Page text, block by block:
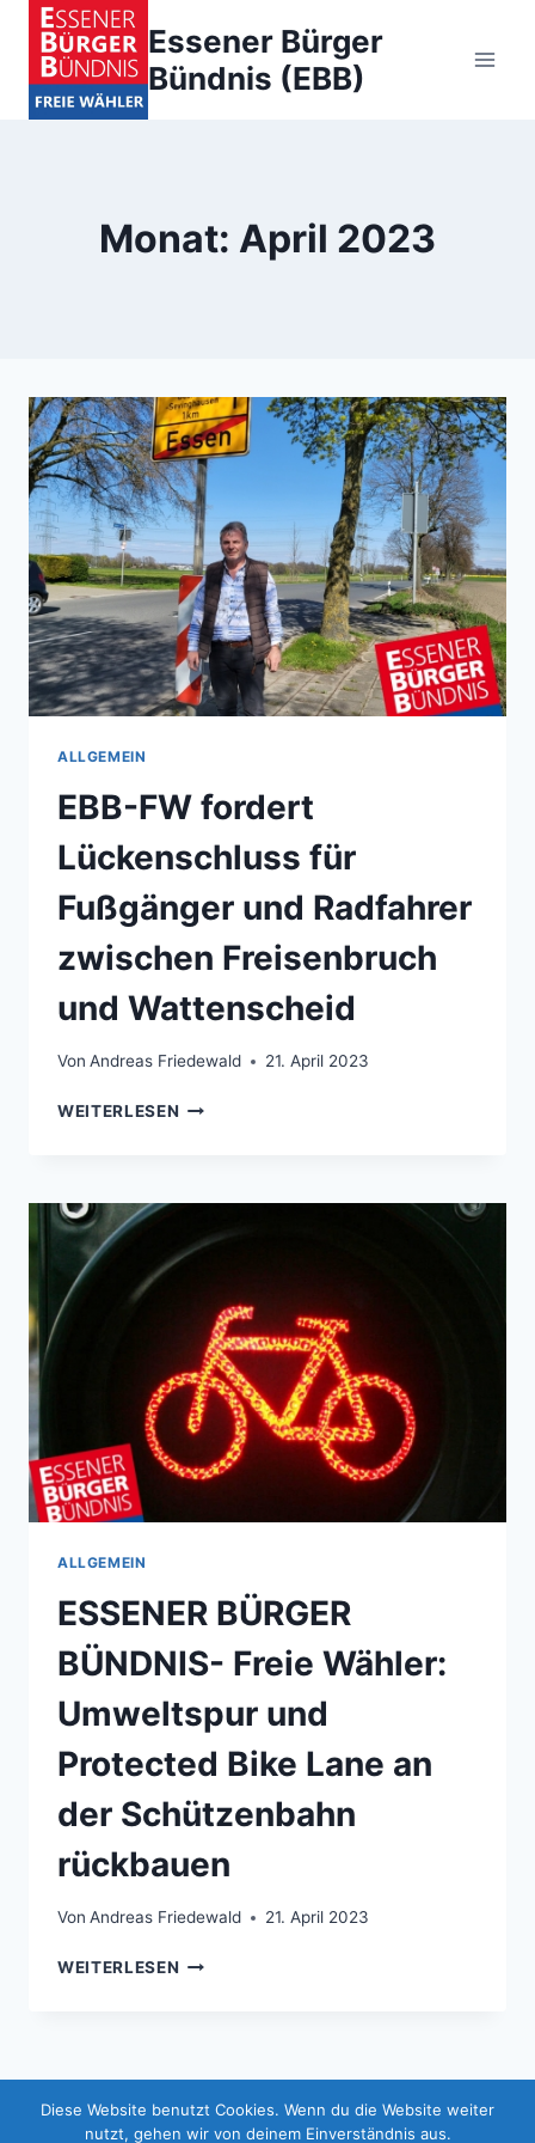
Zum
Inhalt
springen
Essener Bürger
Bündnis (EBB)
Monat: April 2023
ALLGEMEIN
EBB-FW fordert
Lückenschluss für
Fußgänger und Radfahrer
zwischen Freisenbruch
und Wattenscheid
Von Andreas Friedewald 21. April 2023
WEITERLESEN EBB-
FÜR
ND R
WISCHEN F
REISENBRUCH U
ND W
ATTENSCHEID
ALLGEMEIN
ESSENER BÜRGER
BÜNDNIS- Freie Wähler:
Umweltspur und
Protected Bike Lane an
der Schützenbahn
rückbauen
Von Andreas Friedewald 21. April 2023
WEITERLESEN ESSENER
UND
PROTECTED
© 2026 Essener Bürger Bündnis (EBB) -
Diese Website benutzt Cookies. Wenn du die Website weiter
nutzt, gehen wir von deinem Einverständnis aus.